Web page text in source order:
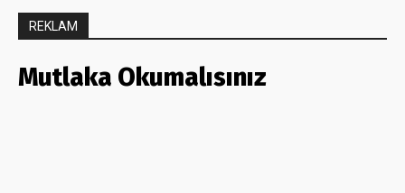
REKLAM
Mutlaka Okumalısınız